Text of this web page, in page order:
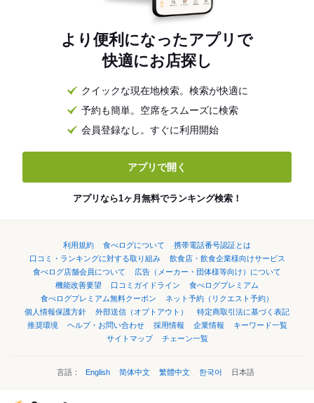
より便利になったアプリで
快適にお店探し
クイックな現在地検索。検索が快適に
予約も簡単。空席をスムーズに検索
会員登録なし。すぐに利用開始
アプリで開く
アプリなら1ヶ月無料でランキング検索！
利用規約 食べログについて
携帯電話番号認証とは
口コミ・ランキングに対する取り組み
飲食店・飲食企業様向けサービス
食べログ店舗会員について
広告（メーカー・団体様等向け）について
機能改善要望
口コミガイドライン
食べログプレミアム
食べログプレミアム無料クーポン
ネット予約（リクエスト予約）
個人情報保護方針
外部送信（オプトアウト）
特定商取引法に基づく表記
推奨環境
ヘルプ・お問い合わせ 採用情報 企業情報
キーワード一覧
サイトマップ
チェーン一覧
言語： English 简体中文 繁體中文 한국어 日本語